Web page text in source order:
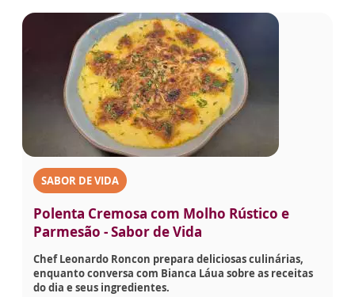
SABOR DE VIDA
Polenta Cremosa com Molho Rústico e
Parmesão - Sabor de Vida
Chef Leonardo Roncon prepara deliciosas culinárias,
enquanto conversa com Bianca Láua sobre as receitas
do dia e seus ingredientes.